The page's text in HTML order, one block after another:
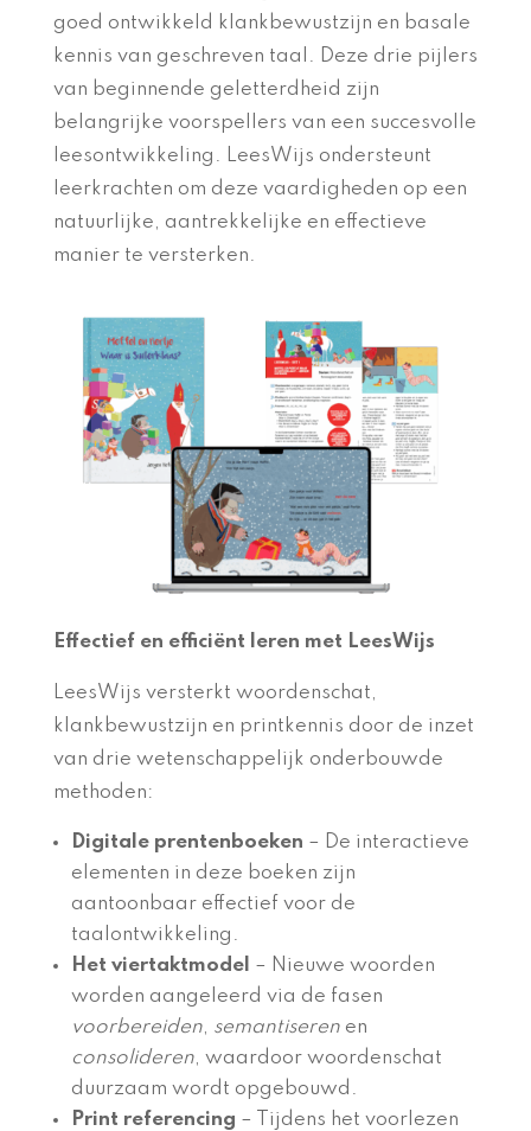
goed ontwikkeld klankbewustzijn en basale
kennis van geschreven taal. Deze drie pijlers
van beginnende geletterdheid zijn
belangrijke voorspellers van een succesvolle
leesontwikkeling. LeesWijs ondersteunt
leerkrachten om deze vaardigheden op een
natuurlijke, aantrekkelijke en effectieve
manier te versterken.
Effectief en efficiënt leren met LeesWijs
LeesWijs versterkt woordenschat,
klankbewustzijn en printkennis door de inzet
van drie wetenschappelijk onderbouwde
methoden:
Digitale prentenboeken – De interactieve
elementen in deze boeken zijn
aantoonbaar effectief voor de
taalontwikkeling.
Het viertaktmodel – Nieuwe woorden
worden aangeleerd via de fasen
voorbereiden, semantiserenen
consolideren, waardoor woordenschat
duurzaam wordt opgebouwd.
Print referencing – Tijdens het voorlezen